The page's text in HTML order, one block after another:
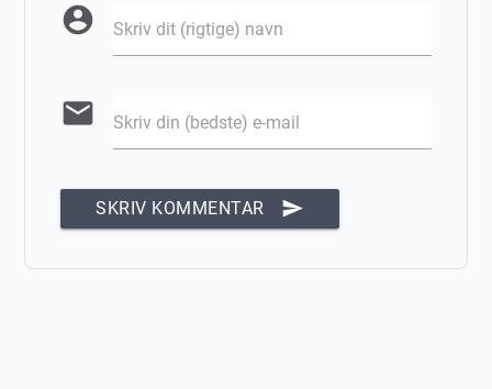
account_circle Skriv dit (rigtige) navn
email Skriv din (bedste) e-mail
SKRIV KOMMENTAR send